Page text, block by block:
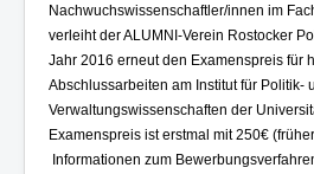
Mitgliederbereich
Mitglied werden!
Kontakt und Impressum
Nachwuchswissenschaftler/innen im
verleiht der ALUMNI-Verein Rostocker
Jahr 2016 erneut den Examenspreis für
Abschlussarbeiten am Institut für Politik-
Verwaltungswissenschaften der
Examenspreis ist erstmal mit 250€
Informationen zum